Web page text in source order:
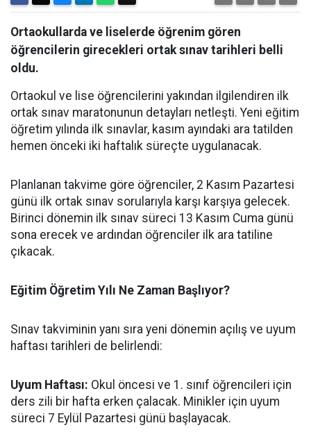
Ortaokullarda ve liselerde öğrenim gören
öğrencilerin girecekleri ortak sınav tarihleri belli
oldu.
Ortaokul ve lise öğrencilerini yakından ilgilendiren ilk
ortak sınav maratonunun detayları netleşti. Yeni eğitim
öğretim yılında ilk sınavlar, kasım ayındaki ara tatilden
hemen önceki iki haftalık süreçte uygulanacak.
​Planlanan takvime göre öğrenciler, 2 Kasım Pazartesi
günü ilk ortak sınav sorularıyla karşı karşıya gelecek.
Birinci dönemin ilk sınav süreci 13 Kasım Cuma günü
sona erecek ve ardından öğrenciler ilk ara tatiline
çıkacak.
​Eğitim Öğretim Yılı Ne Zaman Başlıyor?
​Sınav takviminin yanı sıra yeni dönemin açılış ve uyum
haftası tarihleri de belirlendi:
​Uyum Haftası: Okul öncesi ve 1. sınıf öğrencileri için
ders zili bir hafta erken çalacak. Minikler için uyum
süreci 7 Eylül Pazartesi günü başlayacak.